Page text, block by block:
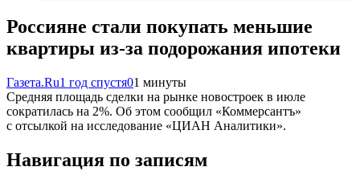
Россияне стали покупать меньшие
квартиры из-за подорожания ипотеки
Газета.Ru1 год спустя01 минуты
Средняя площадь сделки на рынке новостроек в июле
сократилась на 2%. Об этом сообщил «Коммерсантъ»
с отсылкой на исследование «ЦИАН Аналитики».
Навигация по записям